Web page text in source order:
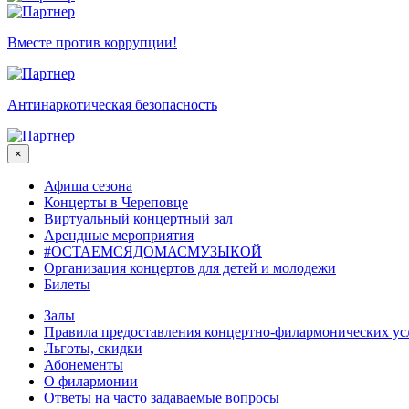
Вместе против коррупции!
Антинаркотическая безопасность
×
Афиша сезона
Концерты в Череповце
Виртуальный концертный зал
Арендные мероприятия
#ОСТАЕМСЯДОМАСМУЗЫКОЙ
Организация концертов для детей и молодежи
Билеты
Залы
Правила предоставления концертно-филармонических
Льготы, скидки
Абонементы
О филармонии
Ответы на часто задаваемые вопросы